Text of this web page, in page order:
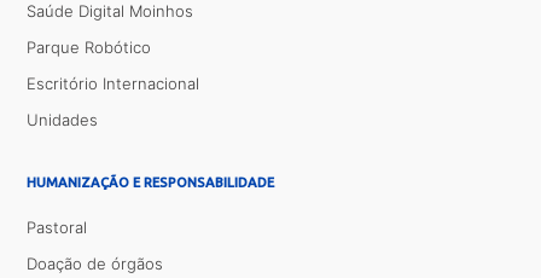
Saúde Digital Moinhos
Parque Robótico
Escritório Internacional
Unidades
HUMANIZAÇÃO E RESPONSABILIDADE
Pastoral
Doação de órgãos